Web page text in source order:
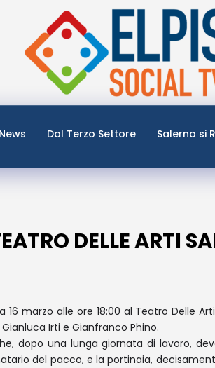
Dal Terzo Settore Salerno si
DELLE ARTI
marzo alle ore 18:00 al Teatro Delle
Irti e Gianfranco Phino.
dopo una lunga giornata di lavoro,
del pacco, e la portinaia,